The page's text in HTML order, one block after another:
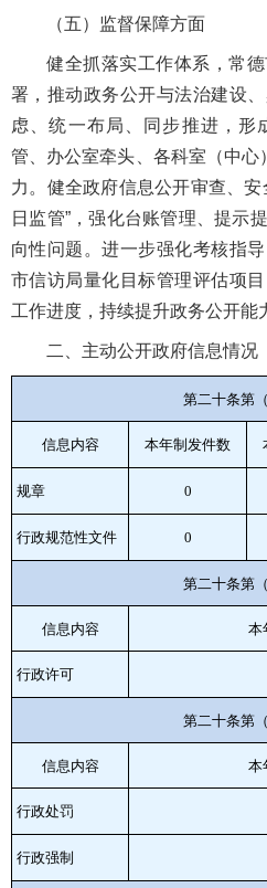
（五）监督保障方面
健全抓落实工作体系，常
署，推动政务公开与法治建设
虑、统一布局、同步推进，形
管、办公室牵头、各科室（中心
力。健全政府信息公开审查、安
日监管”，强化台账管理、提示
向性问题。进一步强化考核指
市信访局量化目标管理评估项
工作进度，持续提升政务公开能
二、主动公开政府信息情况
第二十条第
信息内容 本年制发件数
规章 0
行政规范性文件 0
第二十条第
信息内容 本
行政许可
第二十条第
信息内容 本
行政处罚
行政强制